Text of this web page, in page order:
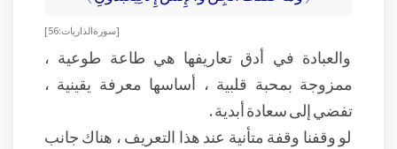
[ سورة الذاريات: 56]
والعبادة في أدق تعاريفها هي طاعة طوعية ،
ممزوجة بمحبة قلبية ، أساسها معرفة يقينية ،
تفضي إلى سعادة أبدية .
لو وقفنا وقفة متأنية عند هذا التعريف ، هناك جانب